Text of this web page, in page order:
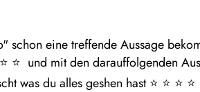
schon eine treffende Aussage
️⭐ ️ und mit den darauffolgenden
was du alles geshen hast ⭐ ️⭐ ️⭐